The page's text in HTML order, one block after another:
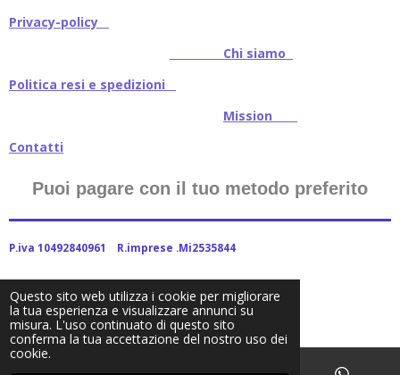
Questo sito web utilizza i cookie per migliorare
la tua esperienza e visualizzare annunci su
misura. L'uso continuato di questo sito
conferma la tua accettazione del nostro uso dei
cookie.
Privacy-policy
Chi siamo
Politica resi e spedizioni
Mission
Contatti
Puoi pagare con il tuo metodo preferito
P.iva 10492840961 R.imprese .Mi2535844
2024Baitstoreitalia fornito da Webador